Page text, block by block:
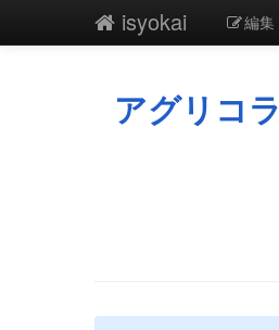
isyokai 編集
アグリコラ